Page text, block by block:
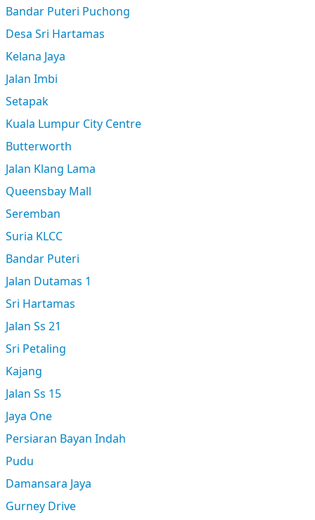
Bandar Puteri Puchong
Desa Sri Hartamas
Kelana Jaya
Jalan Imbi
Setapak
Kuala Lumpur City Centre
Butterworth
Jalan Klang Lama
Queensbay Mall
Seremban
Suria KLCC
Bandar Puteri
Jalan Dutamas 1
Sri Hartamas
Jalan Ss 21
Sri Petaling
Kajang
Jalan Ss 15
Jaya One
Persiaran Bayan Indah
Pudu
Damansara Jaya
Gurney Drive